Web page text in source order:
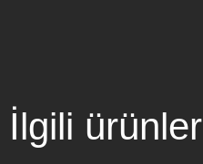
İlgili ürünler